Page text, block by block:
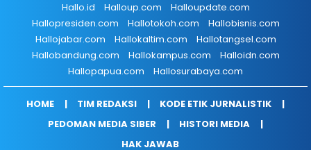
Hallo.id
Halloup.com
Halloupdate.com
Hallopresiden.com
Hallotokoh.com
Hallobisnis.com
Hallojabar.com
Hallokaltim.com
Hallotangsel.com
Hallobandung.com
Hallokampus.com
Halloidn.com
Hallopapua.com
Hallosurabaya.com
HOME TIM REDAKSI
KODE ETIK JURNALISTIK
PEDOMAN MEDIA SIBER
HISTORI MEDIA
HAK JAWAB